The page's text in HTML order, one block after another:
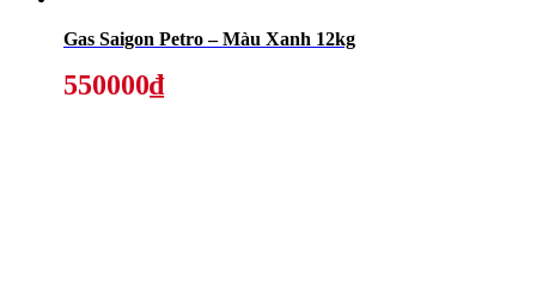
Gas Saigon Petro – Màu Xanh 12kg
550000₫